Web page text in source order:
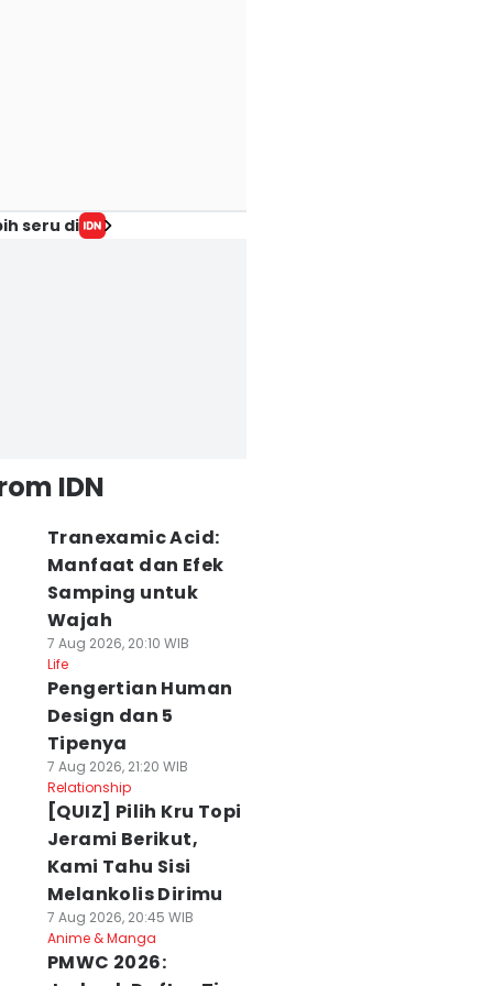
seru di
IDN
Tranexamic Acid:
Manfaat dan Efek
Samping untuk
Wajah
7 Aug 2026, 20:10 WIB
Life
Pengertian Human
Design dan 5
Tipenya
7 Aug 2026, 21:20 WIB
Relationship
[QUIZ] Pilih Kru Topi
Jerami Berikut,
Kami Tahu Sisi
Melankolis Dirimu
7 Aug 2026, 20:45 WIB
Anime & Manga
PMWC 2026: